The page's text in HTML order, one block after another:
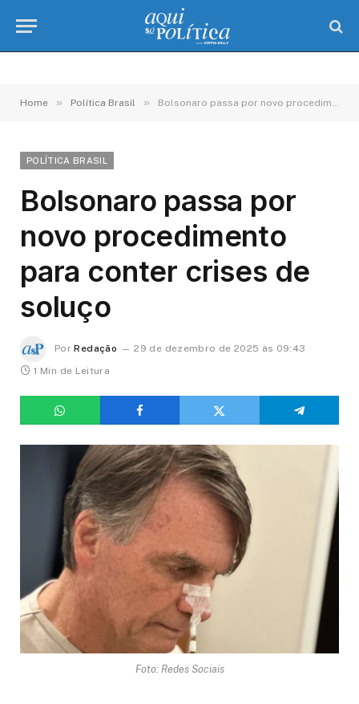
Home » Política Brasil » Bolsonaro passa por novo procedimento para conter crises de soluço
POLÍTICA BRASIL
Bolsonaro passa por
novo procedimento
para conter crises de
soluço
Por Redação
29 de dezembro de 2025 às 09:43
1 Min de Leitura
Foto: Redes Sociais